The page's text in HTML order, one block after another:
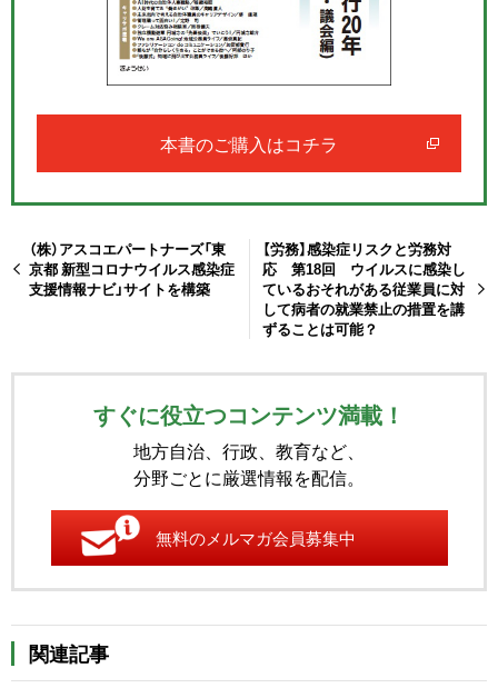
本書のご購入はコチラ
（株）アスコエパートナーズ「東
京都 新型コロナウイルス感染症
支援情報ナビ」サイトを構築
【労務】感染症リスクと労務対
応 第18回 ウイルスに感染し
ているおそれがある従業員に対
して病者の就業禁止の措置を講
ずることは可能？
すぐに役立つコンテンツ満載！
地方自治、行政、教育など、
分野ごとに厳選情報を配信。
無料のメルマガ会員募集中
関連記事